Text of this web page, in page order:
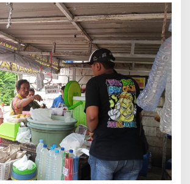
i
b
u
I
n
i
T
a
k
P
e
r
a
h
S